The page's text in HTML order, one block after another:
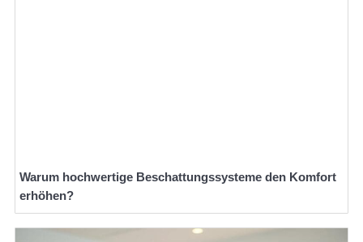
Warum hochwertige Beschattungssysteme den Komfort
erhöhen?